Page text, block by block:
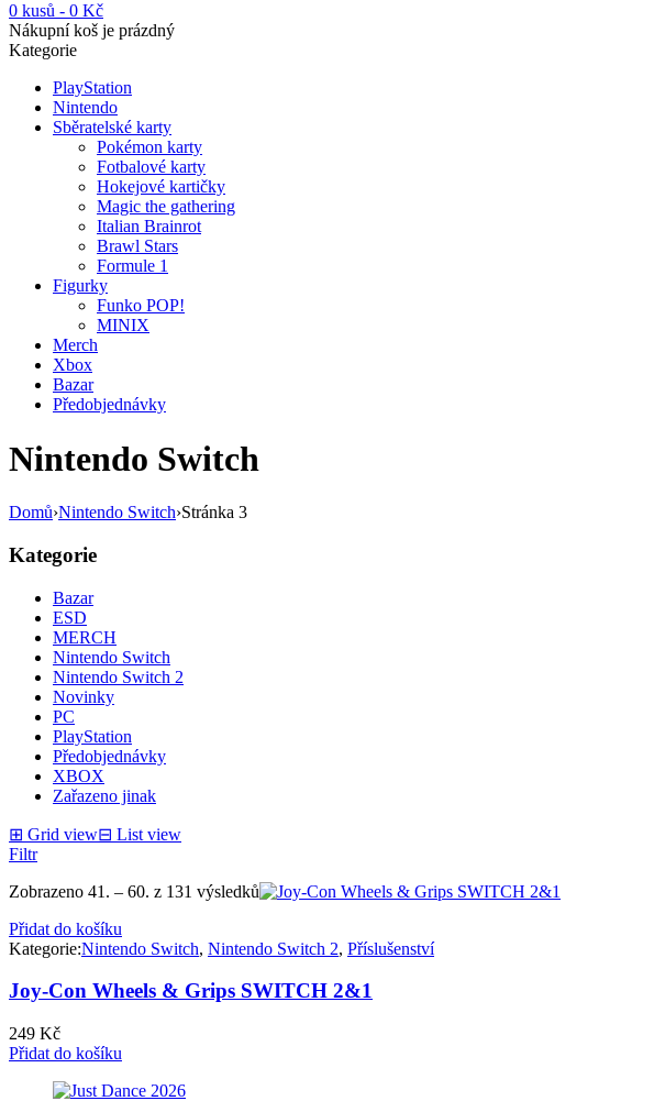
0 kusů - 0 Kč
Nákupní koš je prázdný
Kategorie
PlayStation
Nintendo
Sběratelské karty
Pokémon karty
Fotbalové karty
Hokejové kartičky
Magic the gathering
Italian Brainrot
Brawl Stars
Formule 1
Figurky
Funko POP!
MINIX
Merch
Xbox
Bazar
Předobjednávky
Nintendo Switch
Domů›Nintendo Switch›Stránka 3
Kategorie
Bazar
ESD
MERCH
Nintendo Switch
Nintendo Switch 2
Novinky
PC
PlayStation
Předobjednávky
XBOX
Zařazeno jinak
⊞ Grid view⊟ List view
Filtr
Zobrazeno 41. – 60. z 131 výsledků
Přidat do košíku
Kategorie:Nintendo Switch, Nintendo Switch 2, Příslušenství
Joy-Con Wheels & Grips SWITCH 2&1
249 Kč
Přidat do košíku